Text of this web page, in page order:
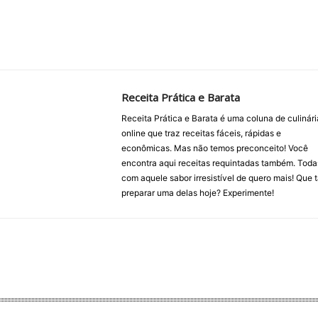
Receita Prática e Barata
Receita Prática e Barata é uma coluna de
online que traz receitas fáceis, rápidas e
econômicas. Mas não temos preconceito! Você
encontra aqui receitas requintadas também.
com aquele sabor irresistível de quero mais! Que
preparar uma delas hoje? Experimente!